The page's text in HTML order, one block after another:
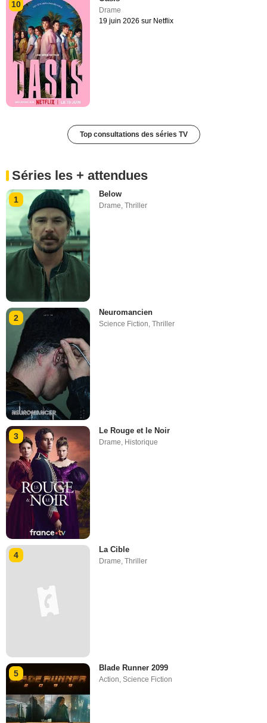
10
Drame
19 juin 2026 sur Netflix
Top consultations des séries TV
Séries les + attendues
1
Below
Drame ,Thriller
2
Neuromancien
Science Fiction,Thriller
3
Le Rouge et le Noir
Drame, Historique
4
La Cible
Drame ,Thriller
5
Blade Runner 2099
Action,Science Fiction